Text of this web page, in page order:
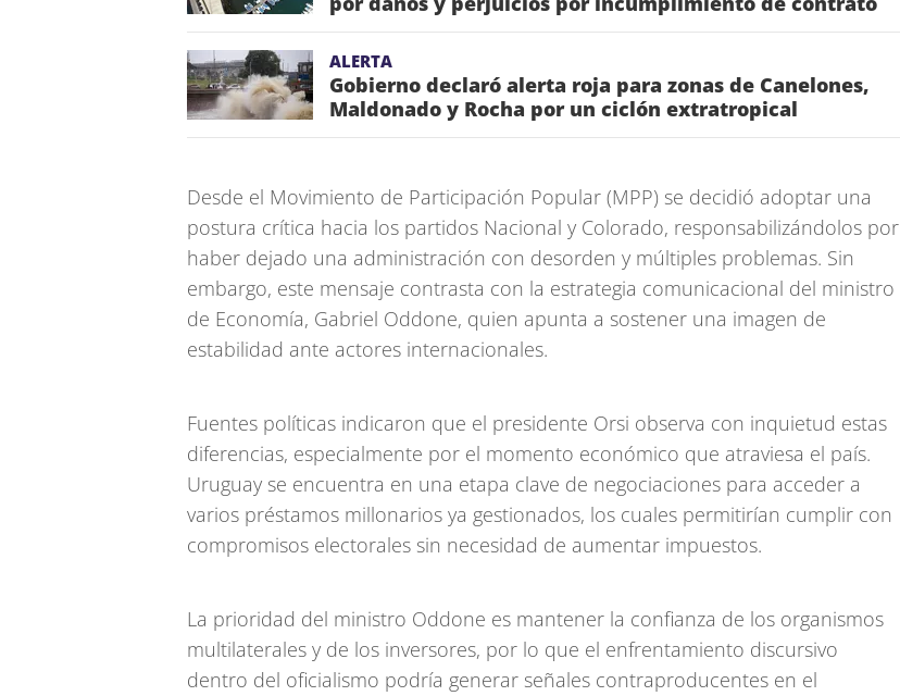
ALERTA
Gobierno declaró alerta roja para zonas de Canelones,
Maldonado y Rocha por un ciclón extratropical
Desde el Movimiento de Participación Popular (MPP) se decidió adoptar una
postura crítica hacia los partidos Nacional y Colorado, responsabilizándolos por
haber dejado una administración con desorden y múltiples problemas. Sin
embargo, este mensaje contrasta con la estrategia comunicacional del ministro
de Economía, Gabriel Oddone, quien apunta a sostener una imagen de
estabilidad ante actores internacionales.
Fuentes políticas indicaron que el presidente Orsi observa con inquietud estas
diferencias, especialmente por el momento económico que atraviesa el país.
Uruguay se encuentra en una etapa clave de negociaciones para acceder a
varios préstamos millonarios ya gestionados, los cuales permitirían cumplir con
compromisos electorales sin necesidad de aumentar impuestos.
La prioridad del ministro Oddone es mantener la confianza de los organismos
multilaterales y de los inversores, por lo que el enfrentamiento discursivo
dentro del oficialismo podría generar señales contraproducentes en el